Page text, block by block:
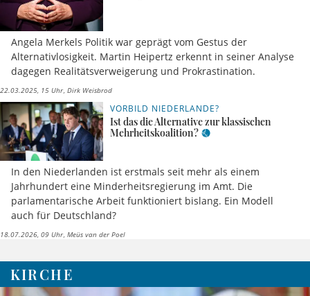
Angela Merkels Politik war geprägt vom Gestus der
Alternativlosigkeit. Martin Heipertz erkennt in seiner Analyse
dagegen Realitätsverweigerung und Prokrastination.
22.03.2025, 15 Uhr Dirk Weisbrod
VORBILD NIEDERLANDE?
Ist das die Alternative zur klassischen
Mehrheitskoalition?
In den Niederlanden ist erstmals seit mehr als einem
Jahrhundert eine Minderheitsregierung im Amt. Die
parlamentarische Arbeit funktioniert bislang. Ein Modell
auch für Deutschland?
18.07.2026, 09 Uhr Meüs van der Poel
KIRCHE